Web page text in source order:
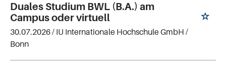
Duales Studium BWL (B.A.) am
Campus oder virtuell
30.07.2026 / IU Internationale Hochschule GmbH /
Bonn